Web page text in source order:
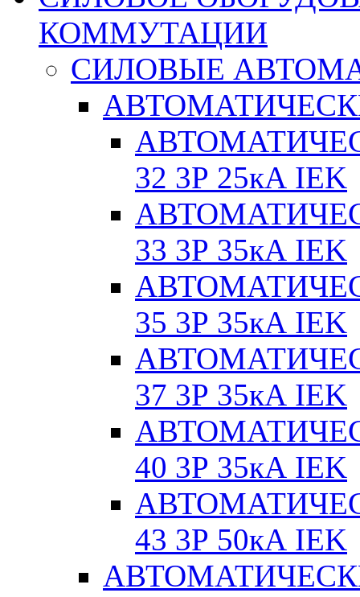
КОММУТАЦИИ
СИЛОВЫЕ
32 3Р 25кА IEK
33 3Р 35кА IEK
35 3Р 35кА IEK
37 3Р 35кА IEK
40 3Р 35кА IEK
43 3Р 50кА IEK